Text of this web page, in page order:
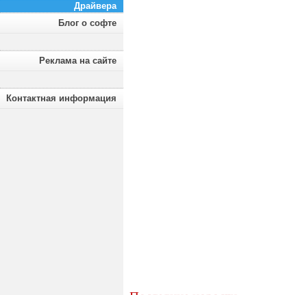
Драйвера
Блог о софте
Реклама на сайте
Контактная информация